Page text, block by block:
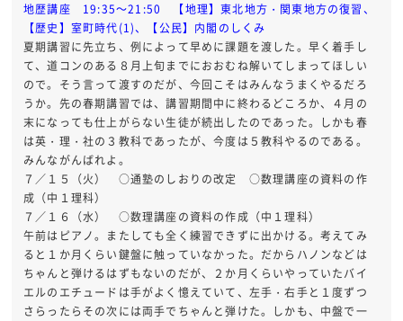
地歴講座 19:35～21:50 【地理】東北地方・関東地方の復習、
【歴史】室町時代(1)、【公民】内閣のしくみ
夏期講習に先立ち、例によって早めに課題を渡した。早く着手し
て、道コンのある８月上旬までにおおむね解いてしまってほしい
ので。そう言って渡すのだが、今回こそはみんなうまくやるだろ
うか。先の春期講習では、講習期間中に終わるどころか、４月の
末になっても仕上がらない生徒が続出したのであった。しかも春
は英・理・社の３教科であったが、今度は５教科やるのである。
みんながんばれよ。
７／１５（火） ○通塾のしおりの改定 ○数理講座の資料の作
成（中１理科）
７／１６（水） ○数理講座の資料の作成（中１理科）
午前はピアノ。またしても全く練習できずに出かける。考えてみ
ると１か月くらい鍵盤に触っていなかった。だからハノンなどは
ちゃんと弾けるはずもないのだが、２か月くらいやっていたバイ
エルのエチュードは手がよく憶えていて、左手・右手と１度ずつ
さらったらその次には両手でちゃんと弾けた。しかも、中盤で一